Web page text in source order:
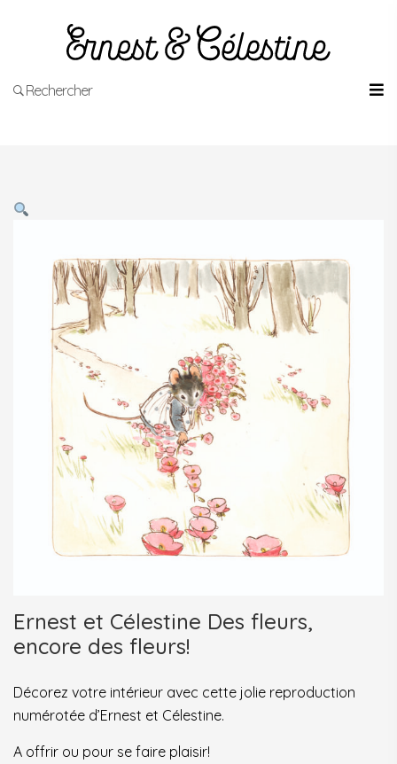
Rechercher
Ernest et Célestine Des fleurs,
encore des fleurs!
Décorez votre intérieur avec cette jolie reproduction
numérotée d’Ernest et Célestine.
A offrir ou pour se faire plaisir!